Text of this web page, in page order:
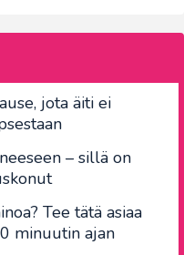
jota äiti ei
– sillä on
Tee tätä asiaa
minuutin ajan